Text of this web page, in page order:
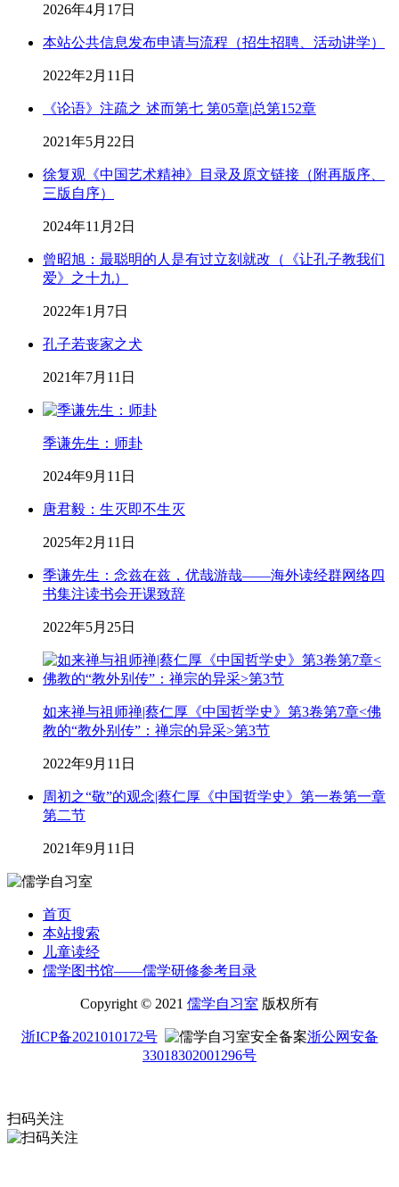
2026年4月17日
本站公共信息发布申请与流程（招生招聘、活动讲学）
2022年2月11日
《论语》注疏之 述而第七 第05章|总第152章
2021年5月22日
徐复观《中国艺术精神》目录及原文链接（附再版序、
三版自序）
2024年11月2日
曾昭旭：最聪明的人是有过立刻就改（《让孔子教我们
爱》之十九）
2022年1月7日
孔子若丧家之犬
2021年7月11日
季谦先生：师卦
2024年9月11日
唐君毅：生灭即不生灭
2025年2月11日
季谦先生：念兹在兹，优哉游哉——海外读经群网络四
书集注读书会开课致辞
2022年5月25日
如来禅与祖师禅|蔡仁厚《中国哲学史》第3卷第7章<佛
教的“教外别传”：禅宗的异采>第3节
2022年9月11日
周初之“敬”的观念|蔡仁厚《中国哲学史》第一卷第一章
第二节
2021年9月11日
首页
本站搜索
儿童读经
儒学图书馆——儒学研修参考目录
Copyright © 2021 儒学自习室 版权所有
浙ICP备2021010172号
浙公网安备
33018302001296号
扫码关注